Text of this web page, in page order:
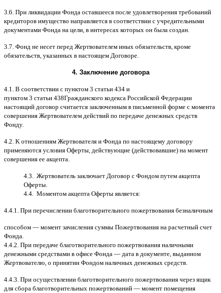
3.6. При ликвидации Фонда оставшееся после удовлетворения требований
кредиторов имущество направляется в соответствии с учредительными
документами Фонда на цели, в интересах которых он была создан.
3.7. Фонд не несет перед Жертвователем иных обязательств, кроме
обязательств, указанных в настоящем Договоре.
4. Заключение договора
4.1. B соответствии с пунктом 3 статьи 434 и
пунктом 3 статьи 438Гражданского кодекса Российской Федерации
настоящий договор считается заключенным в письменной форме c момента
совершения Жертвователем действий по передаче денежных средств
Фонду.
4.2. K отношениям Жертвователя и Фонда по настоящему договору
применяются условия Оферты, действующие (действовавшие) на момент
совершения ее акцепта.
4.3. Жертвователь заключает Договор c Фондом путем акцепта
Оферты.
4.4. Моментом акцепта Оферты является:
4.4.1. При перечислении благотворительного пожертвования безналичным
способом — момент зачисления суммы Пожертвования на расчетный счет
Фонда.
4.4.2. При передаче благотворительного пожертвования наличными
денежными средствами в офисе Фонда — дата в документе, выданном
Жертвователю, o принятии Фондом наличных денежных средств.
4.4.3. При осуществлении благотворительного пожертвования через ящик
для сбора благотворительных пожертвований — момент помещения